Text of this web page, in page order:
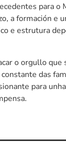
para o
a formación
e estrutura
o orgullo
das
para